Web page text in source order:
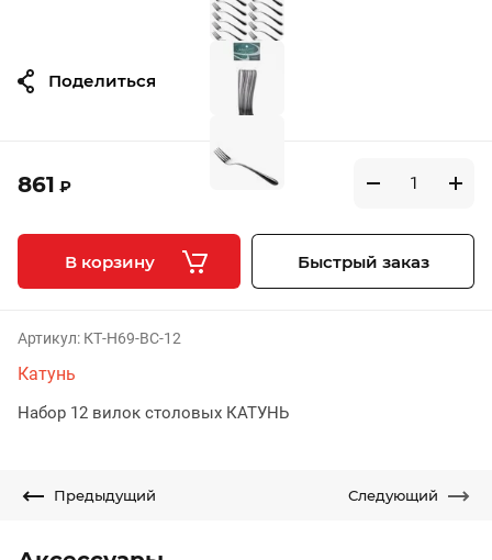
861 ₽
В корзину Быстрый заказ
Артикул: КТ-Н69-ВС-12
Катунь
Набор 12 вилок столовых КАТУНЬ
Поделиться
Предыдущий Следующий